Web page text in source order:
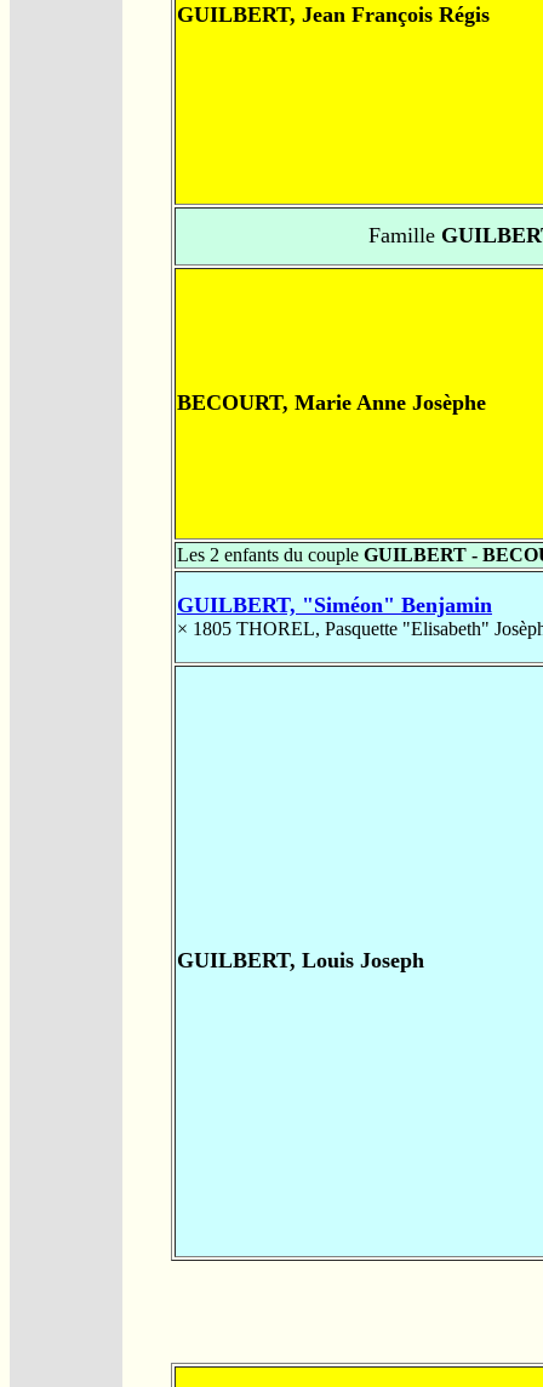
GUILBERT, Jean François Régis
Famille
BECOURT, Marie Anne Josèphe
Les 2 enfants du couple GUILBERT -
GUILBERT, "Siméon" Benjamin
× 1805 THOREL, Pasquette "Elisabeth"
GUILBERT, Louis Joseph